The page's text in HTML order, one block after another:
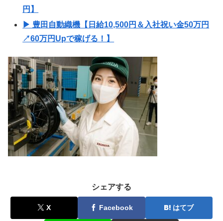
円】
▶ 豊田自動織機【日給10,500円＆入社祝い金50万円
↗60万円Upで稼げる！】
シェアする
X Facebook はてブ